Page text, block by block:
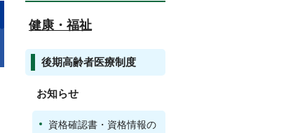
健康・福祉
後期高齢者医療制度
お知らせ
資格確認書・資格情報の